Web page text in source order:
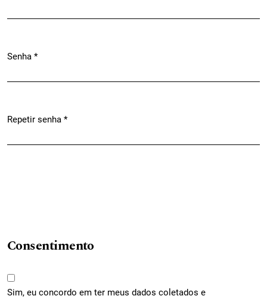
Senha *
Repetir senha *
Consentimento
Sim, eu concordo em ter meus dados coletados e